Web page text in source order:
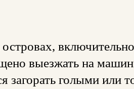
выезжать на
загорать голыми или